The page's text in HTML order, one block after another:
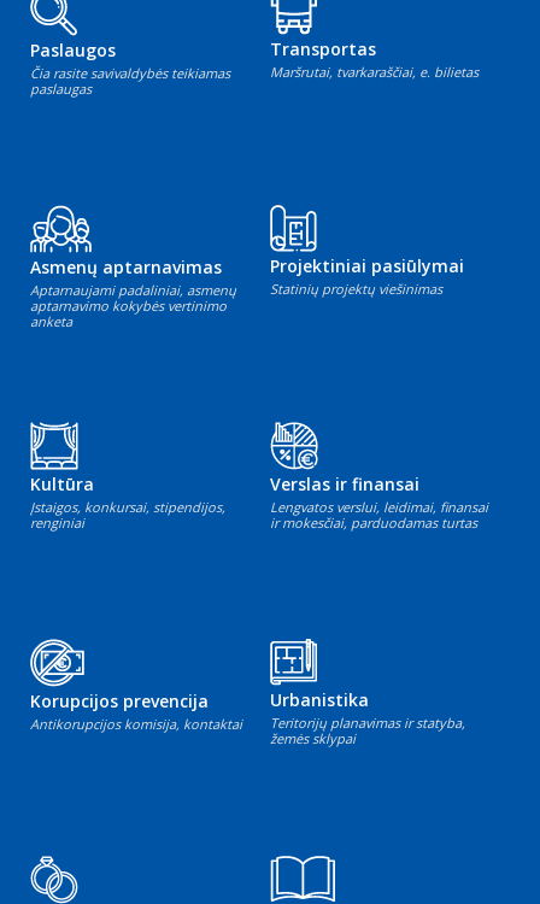
Paslaugos
Čia rasite savivaldybės teikiamas
paslaugas
Transportas
Maršrutai, tvarkaraščiai, e. bilietas
Asmenų aptarnavimas
Aptarnaujami padaliniai, asmenų
aptarnavimo kokybės vertinimo
anketa
Projektiniai pasiūlymai
Statinių projektų viešinimas
Kultūra
Įstaigos, konkursai, stipendijos,
renginiai
Verslas ir finansai
Lengvatos verslui, leidimai, finansai
ir mokesčiai, parduodamas turtas
Korupcijos prevencija
Antikorupcijos komisija, kontaktai
Urbanistika
Teritorijų planavimas ir statyba,
žemės sklypai